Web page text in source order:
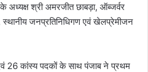
श्री अमरजीत छाबड़ा, ऑब्जर्वर
स्थानीय जनप्रतिनिधिगण एवं खेलप्रेमीजन
26 कांस्य पदकों के साथ पंजाब ने प्रथम